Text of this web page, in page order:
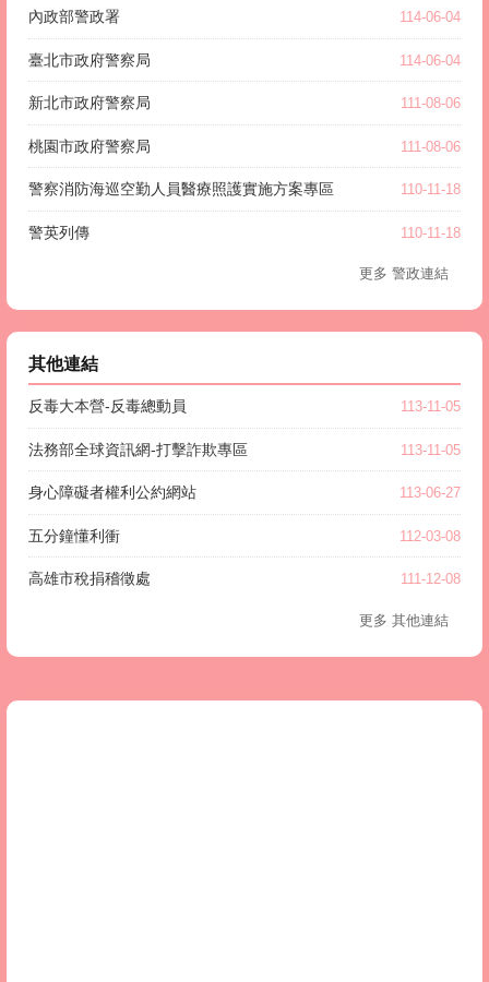
114-06-04
內政部警政署
114-06-04
臺北市政府警察局
111-08-06
新北市政府警察局
111-08-06
桃園市政府警察局
110-11-18
警察消防海巡空勤人員醫療照護實施方案專區
110-11-18
警英列傳
更多 警政連結
其他連結
113-11-05
反毒大本營-反毒總動員
113-11-05
法務部全球資訊網-打擊詐欺專區
113-06-27
身心障礙者權利公約網站
112-03-08
五分鐘懂利衝
111-12-08
高雄市稅捐稽徵處
更多 其他連結